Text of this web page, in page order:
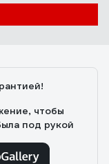
чтобы
под рукой